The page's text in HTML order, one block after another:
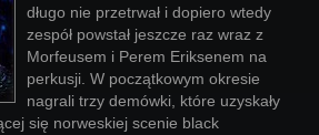
długo nie przetrwał i dopiero wtedy
zespół powstał jeszcze raz wraz z
Morfeusem i Perem Eriksenem na
perkusji. W początkowym okresie
nagrali trzy demówki, które uzyskały
się norweskiej scenie black